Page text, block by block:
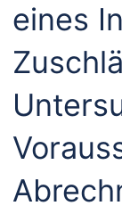
eines